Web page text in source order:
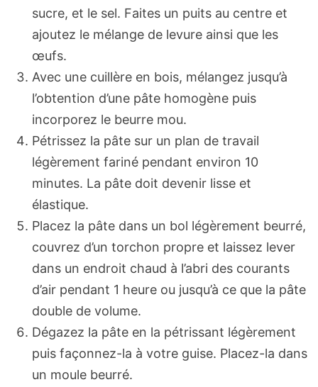
sucre, et le sel. Faites un puits au centre et
ajoutez le mélange de levure ainsi que les
œufs.
Avec une cuillère en bois, mélangez jusqu’à
l’obtention d’une pâte homogène puis
incorporez le beurre mou.
Pétrissez la pâte sur un plan de travail
légèrement fariné pendant environ 10
minutes. La pâte doit devenir lisse et
élastique.
Placez la pâte dans un bol légèrement beurré,
couvrez d’un torchon propre et laissez lever
dans un endroit chaud à l’abri des courants
d’air pendant 1 heure ou jusqu’à ce que la pâte
double de volume.
Dégazez la pâte en la pétrissant légèrement
puis façonnez-la à votre guise. Placez-la dans
un moule beurré.